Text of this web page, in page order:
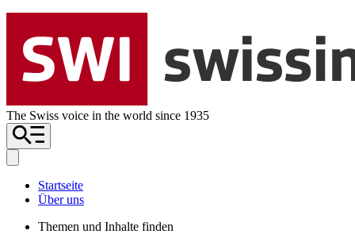
The Swiss voice in the world since 1935
Startseite
Über uns
Themen und Inhalte finden